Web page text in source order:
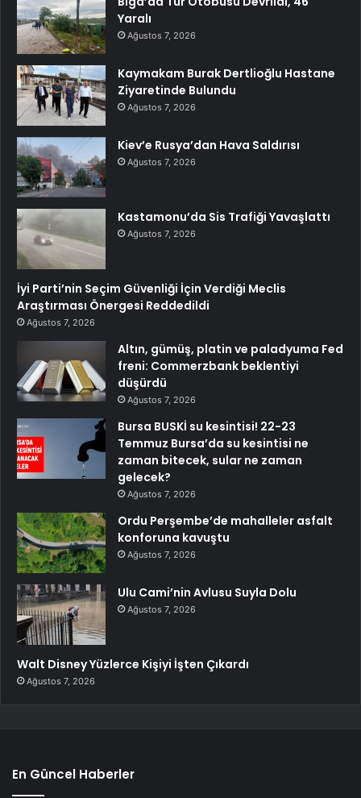
Yaralı
Ağustos 7, 2026
Kaymakam Burak Dertlioğlu Hastane
Ziyaretinde Bulundu
Ağustos 7, 2026
Kiev’e Rusya’dan Hava Saldırısı
Ağustos 7, 2026
Kastamonu’da Sis Trafiği Yavaşlattı
Ağustos 7, 2026
İyi Parti’nin Seçim Güvenliği İçin Verdiği Meclis
Araştırması Önergesi Reddedildi
Ağustos 7, 2026
Altın, gümüş, platin ve paladyuma Fed
freni: Commerzbank beklentiyi
düşürdü
Ağustos 7, 2026
Bursa BUSKİ su kesintisi! 22-23
Temmuz Bursa’da su kesintisi ne
zaman bitecek, sular ne zaman
gelecek?
Ağustos 7, 2026
Ordu Perşembe’de mahalleler asfalt
konforuna kavuştu
Ağustos 7, 2026
Ulu Cami’nin Avlusu Suyla Dolu
Ağustos 7, 2026
Walt Disney Yüzlerce Kişiyi İşten Çıkardı
Ağustos 7, 2026
En Güncel Haberler